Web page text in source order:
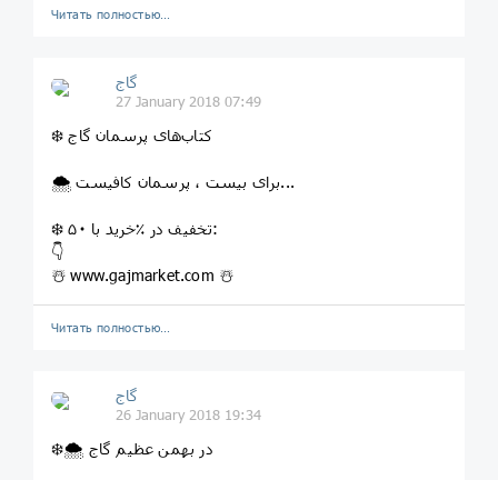
Читать полностью…
گاج
27 January 2018 07:49
❄️ کتاب‌های پرسمان گاج
🌨 برای بیست ، پرسمان کافیست...
❄️ خرید با ۵۰‎٪ تخفیف در:
👇
☃️ www.gajmarket.com ☃️
Читать полностью…
گاج
26 January 2018 19:34
❄️🌨 در بهمن عظیم گاج